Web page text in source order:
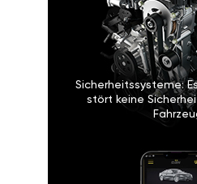
Sicherheitssysteme:
stört keine